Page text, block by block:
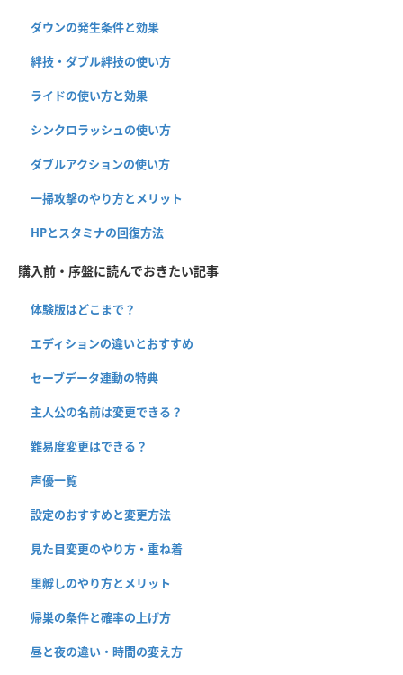
ダウンの発生条件と効果
絆技・ダブル絆技の使い方
ライドの使い方と効果
シンクロラッシュの使い方
ダブルアクションの使い方
一掃攻撃のやり方とメリット
HPとスタミナの回復方法
購入前・序盤に読んでおきたい記事
体験版はどこまで？
エディションの違いとおすすめ
セーブデータ連動の特典
主人公の名前は変更できる？
難易度変更はできる？
声優一覧
設定のおすすめと変更方法
見た目変更のやり方・重ね着
里孵しのやり方とメリット
帰巣の条件と確率の上げ方
昼と夜の違い・時間の変え方